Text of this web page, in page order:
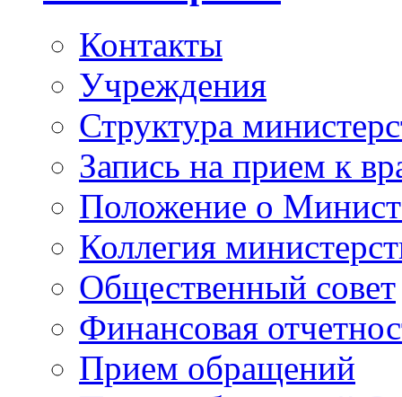
Контакты
Учреждения
Структура
Запись на прием к
Положение о
Коллегия
Общественный совет
Финансовая
Прием обращений